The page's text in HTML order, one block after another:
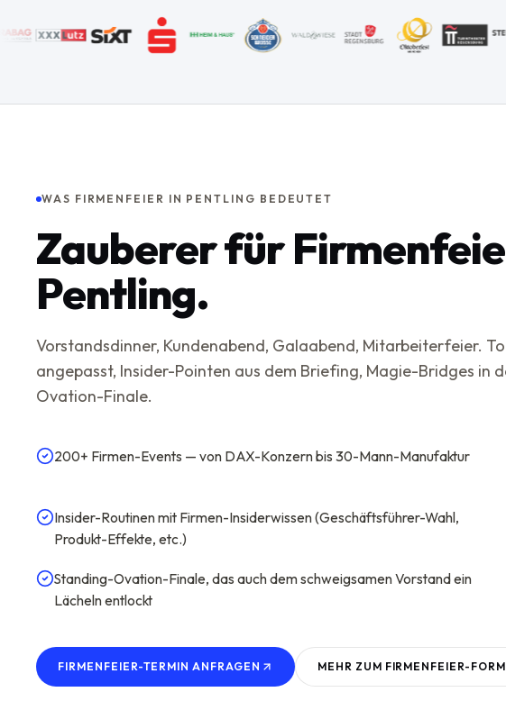
WAS FIRMENFEIER IN PENTLING BEDEUTET
Zauberer für
Pentling.
Vorstandsdinner, Kundenabend, Galaabend, Mitarbeiterfeier.
angepasst, Insider-Pointen aus dem Briefing, Magie-Bridges in
Ovation-Finale.
200+ Firmen-Events — von DAX-Konzern bis 30-Mann-Manufaktur
Insider-Routinen mit Firmen-Insiderwissen (Geschäftsführer-Wahl,
Produkt-Effekte, etc.)
Standing-Ovation-Finale, das auch dem schweigsamen Vorstand ein
Lächeln entlockt
FIRMENFEIER-TERMIN ANFRAGEN MEHR ZUM FIRMENFEIER-